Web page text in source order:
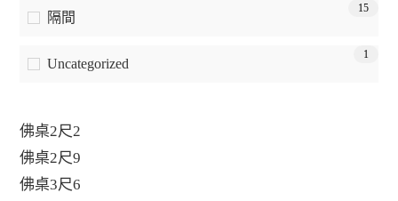
隔間
15
Uncategorized
1
佛桌2尺2
佛桌2尺9
佛桌3尺6